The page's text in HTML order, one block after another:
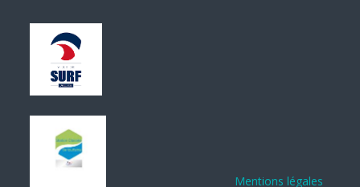
Mentions légales